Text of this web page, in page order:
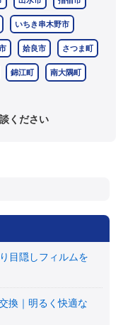
いちき串木野市
姶良市 さつま町
錦江町 南大隅町
ください
目隠しフィルムを
換｜明るく快適な